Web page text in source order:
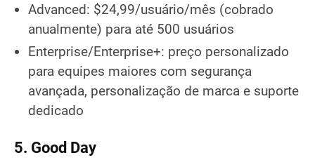
Advanced: $24,99/usuário/mês (cobrado
anualmente) para até 500 usuários
Enterprise/Enterprise+: preço personalizado
para equipes maiores com segurança
avançada, personalização de marca e suporte
dedicado
5. Good Day